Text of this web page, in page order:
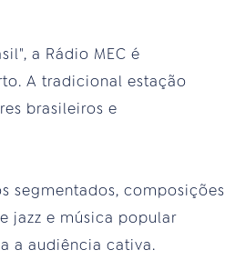
a Rádio MEC é
A tradicional estação
brasileiros e
segmentados, composições
jazz e música popular
a audiência cativa.